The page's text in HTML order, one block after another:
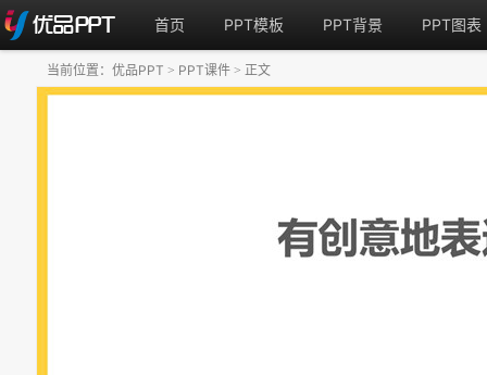
首页 PPT模板 PPT背景 PPT图表
当前位置： 优品PPT > PPT课件 > 正文